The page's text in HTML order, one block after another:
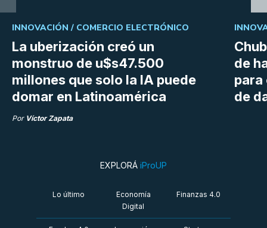
La uberización creó un
monstruo de u$s47.500
millones que solo la IA puede
domar en Latinoamérica
INNOVACIÓN / COMERCIO ELECTRÓNICO
Por Víctor Zapata
de
para
de
EXPLORÁ iProUP
Lo último
Economía
Digital
Finanzas 4.0